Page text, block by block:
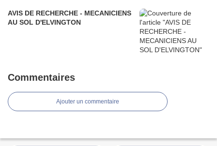
AVIS DE RECHERCHE - MECANICIENS
AU SOL D'ELVINGTON
Commentaires
Ajouter un commentaire